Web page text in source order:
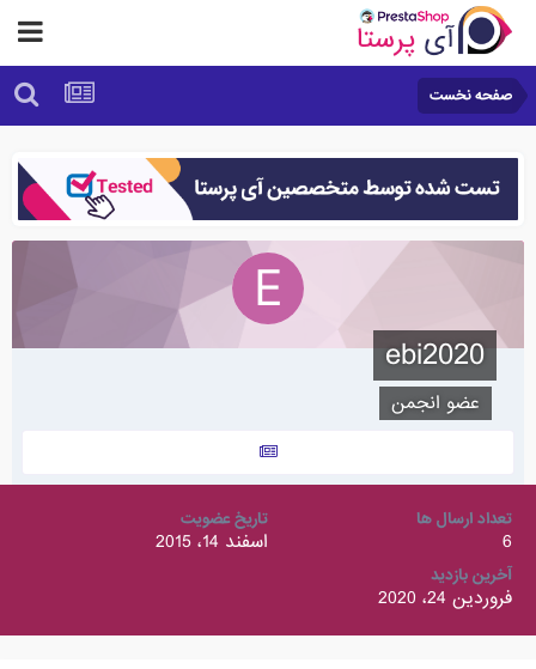
صفحه نخست
ebi2020
عضو انجمن
تعداد ارسال ها
6
تاریخ عضویت
اسفند 14، 2015
آخرین بازدید
فروردین 24، 2020